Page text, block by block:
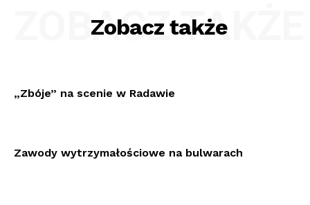
Zobacz także
ZOBACZ TAKŻE
„Zbóje” na scenie w Radawie
Zawody wytrzymałościowe na bulwarach